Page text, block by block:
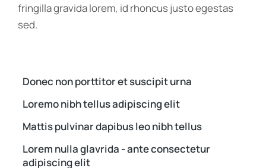
fringilla gravida lorem, id rhoncus justo egestas
sed.
Donec non porttitor et suscipit urna
Loremo nibh tellus adipiscing elit
Mattis pulvinar dapibus leo nibh tellus
Lorem nulla glavrida - ante consectetur
adipiscing elit